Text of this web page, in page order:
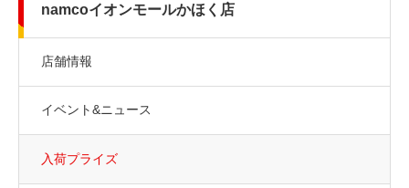
namcoイオンモールかほく店
店舗情報
イベント&ニュース
入荷プライズ